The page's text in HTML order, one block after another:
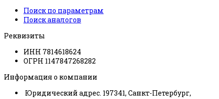
Поиск по параметрам
Поиск аналогов
Реквизиты
ИНН 7814618624
ОГРН 1147847268282
Информация о компании
Юридический адрес. 197341, Санкт-Петербург,